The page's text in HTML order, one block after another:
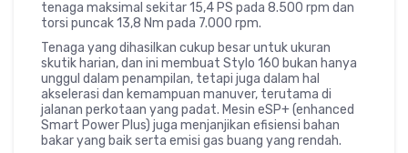
tenaga maksimal sekitar 15,4 PS pada 8.500 rpm dan
torsi puncak 13,8 Nm pada 7.000 rpm.
Tenaga yang dihasilkan cukup besar untuk ukuran
skutik harian, dan ini membuat Stylo 160 bukan hanya
unggul dalam penampilan, tetapi juga dalam hal
akselerasi dan kemampuan manuver, terutama di
jalanan perkotaan yang padat. Mesin eSP+ (enhanced
Smart Power Plus) juga menjanjikan efisiensi bahan
bakar yang baik serta emisi gas buang yang rendah.